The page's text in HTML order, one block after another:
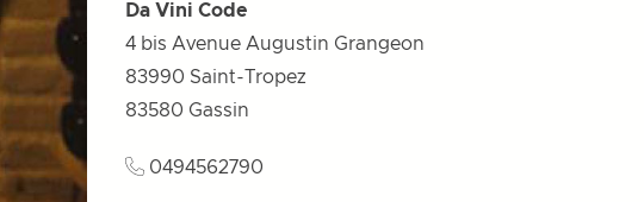
Da Vini Code
4 bis Avenue Augustin Grangeon
83990 Saint-Tropez
83580 Gassin
0494562790